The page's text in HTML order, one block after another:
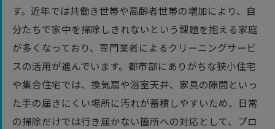
対応地域
す。近年では共働き世帯や高齢者世帯の増加により、自
分たちで家中を掃除しきれないという課題を抱える家庭
が多くなっており、専門業者によるクリーニングサービ
スの活用が進んでいます。都市部にありがちな狭小住宅
や集合住宅では、換気扇や浴室天井、家具の隙間といっ
た手の届きにくい場所に汚れが蓄積しやすいため、日常
の掃除だけでは行き届かない箇所への対応として、プロ